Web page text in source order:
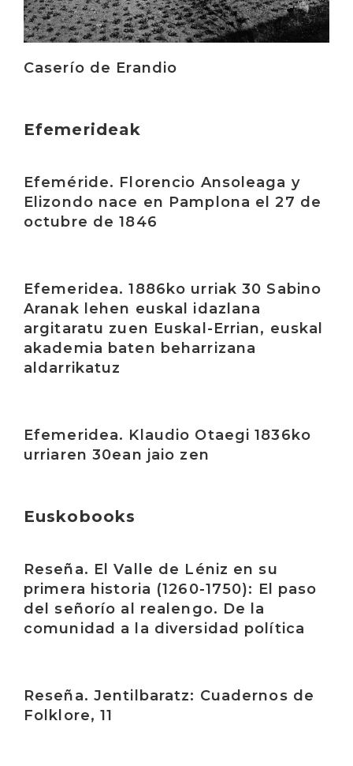
Caserío de Erandio
Efemerideak
Efeméride. Florencio Ansoleaga y
Elizondo nace en Pamplona el 27 de
octubre de 1846
Efemeridea. 1886ko urriak 30 Sabino
Aranak lehen euskal idazlana
argitaratu zuen Euskal-Errian, euskal
akademia baten beharrizana
aldarrikatuz
Efemeridea. Klaudio Otaegi 1836ko
urriaren 30ean jaio zen
Euskobooks
Reseña. El Valle de Léniz en su
primera historia (1260-1750): El paso
del señorío al realengo. De la
comunidad a la diversidad política
Reseña. Jentilbaratz: Cuadernos de
Folklore, 11